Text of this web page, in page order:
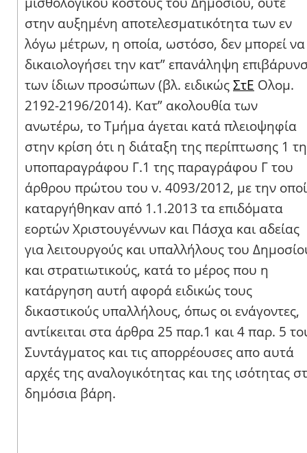
στην αυξημένη αποτελεσματικότητα των εν
λόγω μέτρων, η οποία, ωστόσο, δεν μπορεί να
δικαιολογήσει την κατ” επανάληψη
των ίδιων προσώπων (βλ. ειδικώςΣτΕ Ολομ.
2192-2196/2014). Κατ” ακολουθία των
ανωτέρω, το Τμήμα άγεται κατά πλειοψηφία
στην κρίση ότι η διάταξη της περίπτωσης 1
υποπαραγράφου Γ.1 της παραγράφου Γ του
άρθρου πρώτου του ν. 4093/2012, με την
καταργήθηκαν από 1.1.2013 τα επιδόματα
εορτών Χριστουγέννων και Πάσχα και αδείας
για λειτουργούς και υπαλλήλους του
και στρατιωτικούς, κατά το μέρος που η
κατάργηση αυτή αφορά ειδικώς τους
δικαστικούς υπαλλήλους, όπως οι ενάγοντες,
αντίκειται στα άρθρα 25 παρ.1 και 4 παρ. 5
Συντάγματος και τις απορρέουσες απο αυτά
αρχές της αναλογικότητας και της ισότητας
δημόσια βάρη.